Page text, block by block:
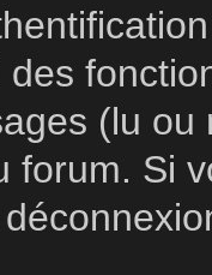
(lu
forum. Si